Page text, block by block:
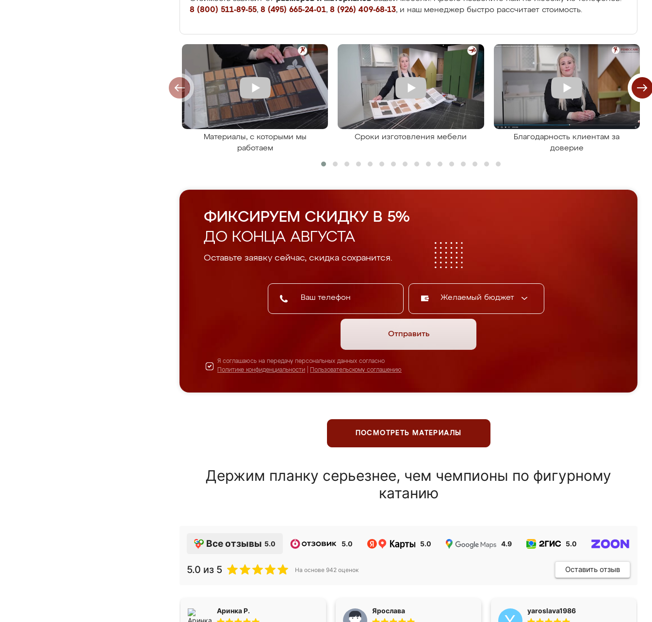
8 (800) 511-89-55, 8 (495) 665-24-01, 8 (926) 409-68-13, и наш менеджер быстро рассчитает стоимость.
Материалы, с которыми мы
работаем
Сроки изготовления мебели
Благодарность клиентам за
доверие
ФИКСИРУЕМ СКИДКУ В 5%
ДО КОНЦА АВГУСТА
Оставьте заявку сейчас, скидка сохранится.
Желаемый бюджет
Отправить
Я соглашаюсь на передачу персональных данных согласно
Политике конфиденциальности
Пользовательскому соглашению
ПОСМОТРЕТЬ МАТЕРИАЛЫ
Держим планку серьезнее, чем чемпионы по фигурному
катанию
Все отзывы 5.0 5.0 5.0 4.9 5.0
5.0 из 5 На основе 942 оценок Оставить отзыв
Аринка Р. Ярослава yaroslava1986